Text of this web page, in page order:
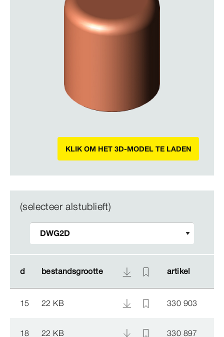
KLIK OM HET 3D-MODEL TE LADEN
(selecteer alstublieft)
d bestandsgrootte artikel
d bestandsgrootte artikel
15 22 KB 330 903
18 22 KB 330 897